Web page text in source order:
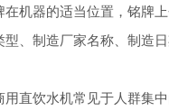
机器的适当位置，铭牌
、制造厂家名称、制造日
直饮水机常见于人群集